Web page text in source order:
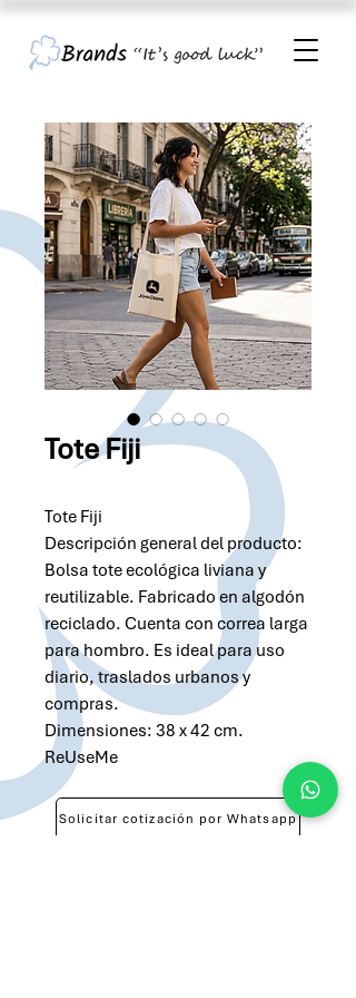
Tote Fiji
Tote Fiji
Descripción general del producto:
Bolsa tote ecológica liviana y
reutilizable. Fabricado en algodón
reciclado. Cuenta con correa larga
para hombro. Es ideal para uso
diario, traslados urbanos y
compras.
Dimensiones: 38 x 42 cm.
ReUseMe
Solicitar cotización por Whatsapp